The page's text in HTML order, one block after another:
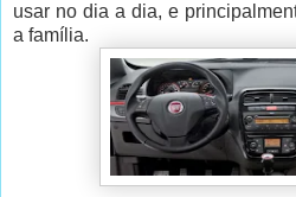
usar no dia a dia, e
a família.